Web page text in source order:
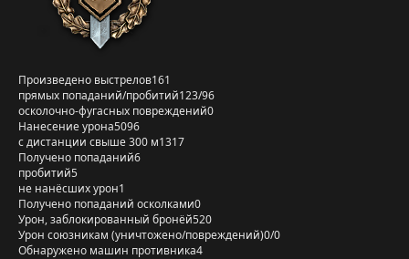
Произведено выстрелов161
прямых попаданий/пробитий123/96
осколочно-фугасных повреждений0
Нанесение урона5096
с дистанции свыше 300 м1317
Получено попаданий6
пробитий5
не нанёсших урон1
Получено попаданий осколками0
Урон, заблокированный бронёй520
Урон союзникам (уничтожено/повреждений)0/0
Обнаружено машин противника4